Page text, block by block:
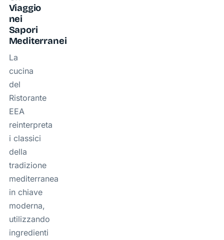
Viaggio
nei
Sapori
Mediterranei
La
cucina
del
Ristorante
EEA
reinterpreta
i classici
della
tradizione
mediterranea
in chiave
moderna,
utilizzando
ingredienti